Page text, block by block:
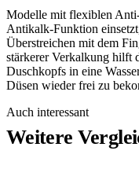
Modelle mit flexiblen
Antikalk-Funktion
Überstreichen mit dem
stärkerer Verkalkung hilft
Duschkopfs in eine
Düsen wieder frei zu
Auch interessant
Weitere